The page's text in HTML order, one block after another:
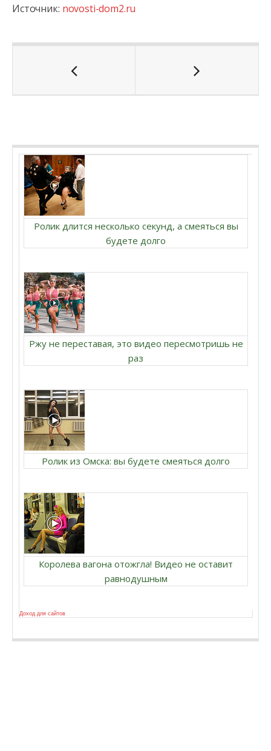
Источник: novosti-dom2.ru
Ролик длится несколько секунд, а смеяться вы
будете долго
Ржу не переставая, это видео пересмотришь не
раз
Ролик из Омска: вы будете смеяться долго
Королева вагона отожгла! Видео не оставит
равнодушным
Доход для сайтов